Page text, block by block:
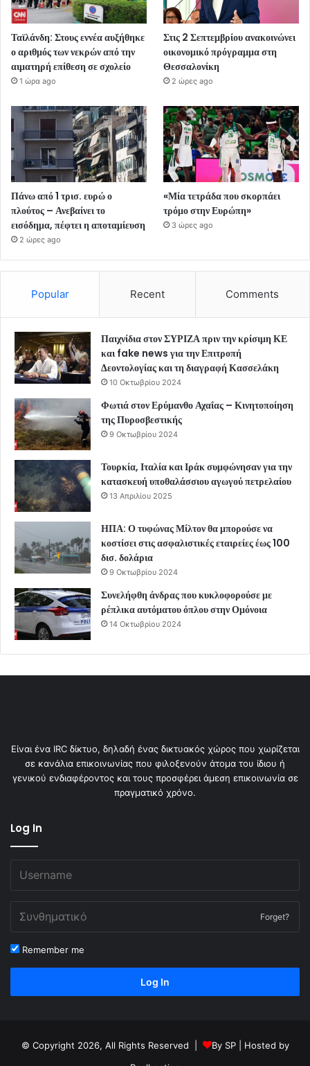
Ταϊλάνδη: Στους εννέα αυξήθηκε
ο αριθμός των νεκρών από την
αιματηρή επίθεση σε σχολείο
1 ώρα ago
Στις 2 Σεπτεμβρίου ανακοινώνει
οικονομικό πρόγραμμα στη
Θεσσαλονίκη
2 ώρες ago
Πάνω από 1 τρισ. ευρώ ο
πλούτος – Ανεβαίνει το
εισόδημα, πέφτει η αποταμίευση
2 ώρες ago
«Μία τετράδα που σκορπάει
τρόμο στην Ευρώπη»
3 ώρες ago
Popular Recent Comments
Παιχνίδια στον ΣΥΡΙΖΑ πριν την κρίσιμη ΚΕ
και fake news για την Επιτροπή
Δεοντολογίας και τη διαγραφή Κασσελάκη
10 Οκτωβρίου 2024
Φωτιά στον Ερύμανθο Αχαΐας – Κινητοποίηση
της Πυροσβεστικής
9 Οκτωβρίου 2024
Τουρκία, Ιταλία και Ιράκ συμφώνησαν για την
κατασκευή υποθαλάσσιου αγωγού πετρελαίου
13 Απριλίου 2025
ΗΠΑ: Ο τυφώνας Μίλτον θα μπορούσε να
κοστίσει στις ασφαλιστικές εταιρείες έως 100
δισ. δολάρια
9 Οκτωβρίου 2024
Συνελήφθη άνδρας που κυκλοφορούσε με
ρέπλικα αυτόματου όπλου στην Ομόνοια
14 Οκτωβρίου 2024
Είναι ένα IRC δίκτυο, δηλαδή ένας δικτυακός χώρος που χωρίζεται
σε κανάλια επικοινωνίας που φιλοξενούν άτομα του ίδιου ή
γενικού ενδιαφέροντος και τους προσφέρει άμεση επικοινωνία σε
πραγματικό χρόνο.
Log In
Forget?
Remember me
Log In
© Copyright 2026, All Rights Reserved | By SP| Hosted by